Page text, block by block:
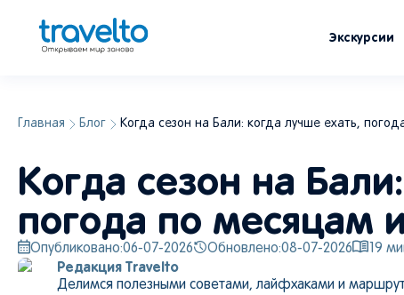
Экскурсии
Главная Блог Когда сезон на Бали: когда лучше ехать,
Когда сезон на
погода по месяцам
Опубликовано:06-07-2026 Обновлено:08-07-2026 19
Редакция Travelto
Делимся полезными советами, лайфхаками и